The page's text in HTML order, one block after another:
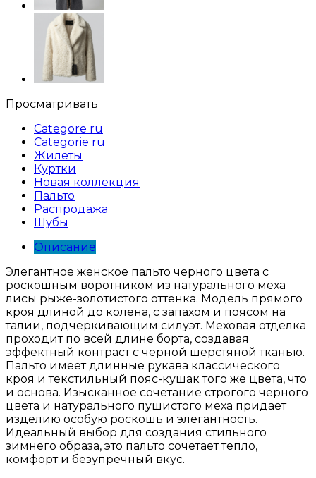
Просматривать
Categore ru
Categorie ru
Жилеты
Куртки
Новая коллекция
Пальто
Распродажа
Шубы
Описание
Элегантное женское пальто черного цвета с
роскошным воротником из натурального меха
лисы рыже-золотистого оттенка. Модель прямого
кроя длиной до колена, с запахом и поясом на
талии, подчеркивающим силуэт. Меховая отделка
проходит по всей длине борта, создавая
эффектный контраст с черной шерстяной тканью.
Пальто имеет длинные рукава классического
кроя и текстильный пояс-кушак того же цвета, что
и основа. Изысканное сочетание строгого черного
цвета и натурального пушистого меха придает
изделию особую роскошь и элегантность.
Идеальный выбор для создания стильного
зимнего образа, это пальто сочетает тепло,
комфорт и безупречный вкус.